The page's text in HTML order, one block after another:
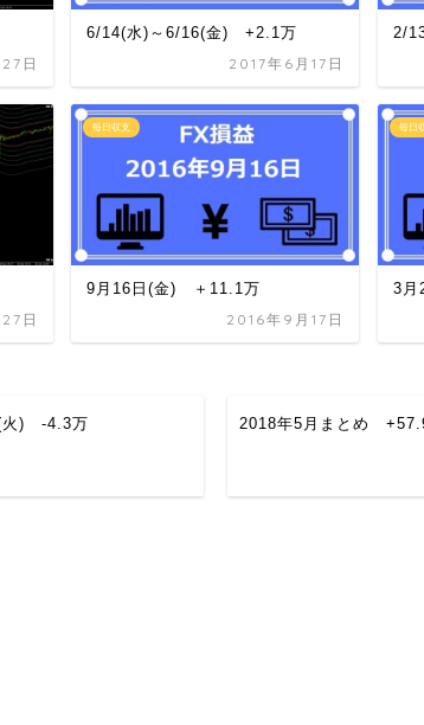
日
6/14(水)～6/16(金) +2.1万
2017年6月17日
2/
日
毎日収支
9月16日(金) ＋11.1万
2016年9月17日
毎日
3
火) -4.3万 2018年5月まとめ